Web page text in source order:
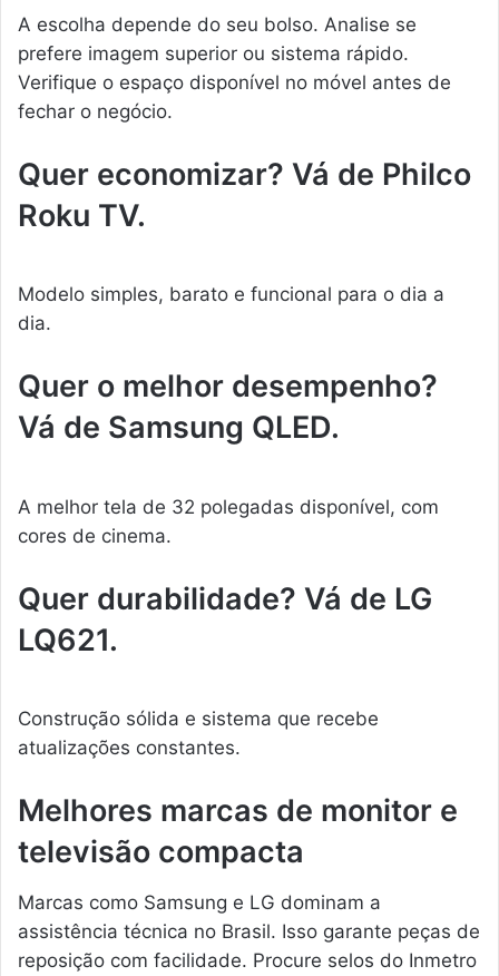
A escolha depende do seu bolso. Analise se
prefere imagem superior ou sistema rápido.
Verifique o espaço disponível no móvel antes de
fechar o negócio.
Quer economizar? Vá de Philco
Roku TV.
Modelo simples, barato e funcional para o dia a
dia.
Quer o melhor desempenho?
Vá de Samsung QLED.
A melhor tela de 32 polegadas disponível, com
cores de cinema.
Quer durabilidade? Vá de LG
LQ621.
Construção sólida e sistema que recebe
atualizações constantes.
Melhores marcas de monitor e
televisão compacta
Marcas como Samsung e LG dominam a
assistência técnica no Brasil. Isso garante peças de
reposição com facilidade. Procure selos do Inmetro